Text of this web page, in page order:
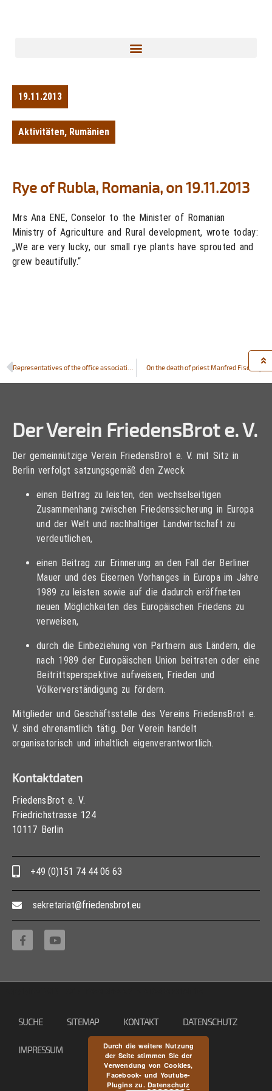
19.11.2013
Aktivitäten, Rumänien
Rye of Rubla, Romania, on 19.11.2013
Mrs Ana ENE, Conselor to the Minister of Romanian
Ministry of Agriculture and Rural development, wrote today:
„We are very lucky, our small rye plants have sprouted and
grew beautifully.“
On the death of priest Manfred Fischer
Der Verein FriedensBrot e. V.
Der gemeinnützige Verein FriedensBrot e. V. mit Sitz in
Berlin verfolgt satzungsgemäß den Zweck
einen Beitrag zu leisten, den wechselseitigen
Zusammenhang zwischen Friedenssicherung in Europa
und der Welt und nachhaltiger Landwirtschaft zu
verdeutlichen,
einen Beitrag zur Erinnerung an den Fall der Berliner
Mauer und des Eisernen Vorhanges in Europa im Jahre
1989 zu leisten sowie auf die dadurch eröffneten
neuen Möglichkeiten des Europäischen Friedens zu
verweisen,
durch die Einbeziehung von Partnern aus Ländern, die
nach 1989 der Europäischen Union beitraten oder eine
Beitrittsperspektive aufweisen, Frieden und
Völkerverständigung zu fördern.
Mitglieder und Geschäftsstelle des Vereins FriedensBrot e.
V. sind ehrenamtlich tätig. Der Verein handelt
organisatorisch und inhaltlich eigenverantwortlich.
Kontaktdaten
FriedensBrot e. V.
Friedrichstrasse 124
10117 Berlin
+49 (0)151 74 44 06 63
sekretariat@friedensbrot.eu
SUCHE SITEMAP KONTAKT DATENSCHUTZ
IMPRESSUM
Durch die weitere Nutzung
der Seite stimmen Sie der
Verwendung von Cookies,
Facebook- und Youtube-
Plugins zu.Datenschutz